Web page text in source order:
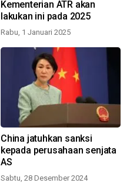
Kementerian ATR akan
lakukan ini pada 2025
Rabu, 1 Januari 2025
China jatuhkan sanksi
kepada perusahaan senjata
AS
Sabtu, 28 Desember 2024